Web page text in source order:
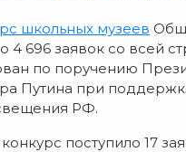
школьных музеев
4 696 заявок со всей
по поручению
Путина при
РФ.
поступило 17